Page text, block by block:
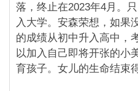
落，终止在2023年4月。
入大学。安森荣想，如果
的成绩从初中升入高中，
以加入自己即将开张的小
育孩子。女儿的生命结束